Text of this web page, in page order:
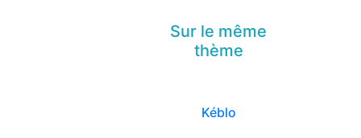
Sur le même
thème
Kéblo